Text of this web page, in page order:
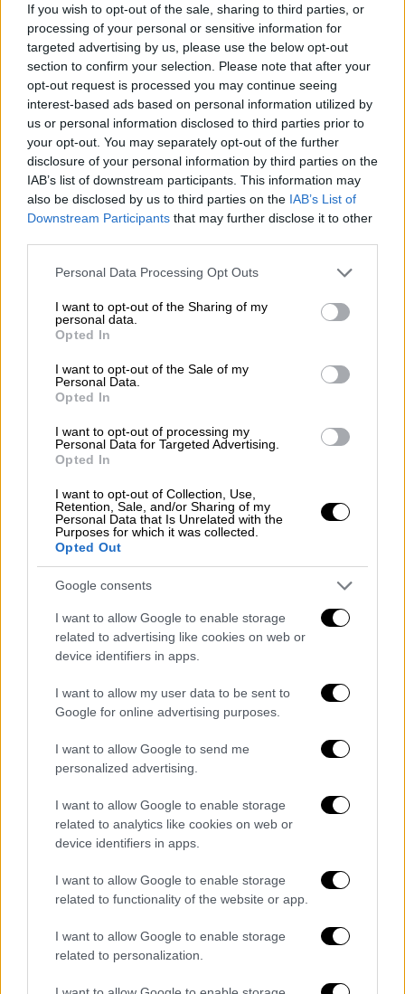
If you wish to opt-out of the sale, sharing to third parties, or
processing of your personal or sensitive information for
targeted advertising by us, please use the below opt-out
section to confirm your selection. Please note that after your
opt-out request is processed you may continue seeing
interest-based ads based on personal information utilized by
us or personal information disclosed to third parties prior to
your opt-out. You may separately opt-out of the further
disclosure of your personal information by third parties on the
IAB’s list of downstream participants. This information may
also be disclosed by us to third parties on the IAB’s List of
Downstream Participants that may further disclose it to other
Please note that this website/app uses one or more Google
not limited to your visit or usage behaviour. You may click to
grant or deny consent to Google and its third-party tags to
use your data for below specified purposes in below Google
consent section.
Personal Data Processing Opt Outs
I want to opt-out of the Sharing of my
personal data.
Opted In
I want to opt-out of the Sale of my
Personal Data.
Opted In
I want to opt-out of processing my
Personal Data for Targeted Advertising.
Opted In
I want to opt-out of Collection, Use,
Retention, Sale, and/or Sharing of my
Personal Data that Is Unrelated with the
Purposes for which it was collected.
Opted Out
Google consents
I want to allow Google to enable storage
related to advertising like cookies on web or
device identifiers in apps.
I want to allow my user data to be sent to
Google for online advertising purposes.
I want to allow Google to send me
personalized advertising.
I want to allow Google to enable storage
related to analytics like cookies on web or
device identifiers in apps.
I want to allow Google to enable storage
related to functionality of the website or app.
I want to allow Google to enable storage
related to personalization.
τις διαφορές μεταξύ της Αμερικής του
σήμερα και της εποχής που η πρώτη ταινία
γυρίστηκε, το 2005.
«Το 2005, χρειαζόταν ένας χαρακτήρας όπως
τουΜποράτ, που ήταν μισογύνης, ρατσιστής,
αντισημίτηςγια να κάνει τους ανθρώπους να
αποκαλύψουν τις προκαταλήψεις που έχουν.
Αλλά αυτό δεν είναι πλέον απαραίτητο.
Τώρα οι προκαταλήψεις έγιναν ορατές. Οι
ρατσιστές είναι υπερήφανοι που είναι
ρατσιστές», είπε και πρόσθεσε ότι «ο
ρατσιστής, φασίσταςπου επιτρέπει στην
κοινωνία να αλλάξει τον λόγο της».
Η συνέχεια της κινηματογραφικής σειράς
του Borat έχει τον τίτλο «
Moviefilm: Delivery of Prodigious Bribe to
American Regime For Make Benefit Once
Glorious Nation of Kazakhstan
προβληθεί από το Amazon Prime στις 23
Οκτωβρίου. Η αντιφασιστική ατζέντα του
έργου διαδραματίζεται σε διάφορες σκηνές,
αλλά στη συνέντευξη ο Κοέν μίλησε εκτενώς
για τον ρόλο του Μποράτ που ζει με δύο
συνωμοσιολόγους. Όπως είπε «το πιο
δύσκολο πράγμα που έπρεπε να κάνω, ήταν
ότι ζούσα με τον χαρακτήρα για πέντε μέρες
κλεισμένος μέσα στο σπίτι. Ξυπνούσα,
έπαιρνα πρωινό, μεσημεριανό, βραδινό,
δύο συνωμοσιολόγους. Δεν μπορούσα να
μείνω ούτε μια στιγμή εκτός χαρακτήρα».
Στο πρώτο τρέιλερ, ρωτάει τους άντρες
σχετικά με τονκορονοϊό
Δημοκρατικοί είναι πιο επικίνδυνοι από την
Covid-19. Όπως είπε ο Κοέν η εμπειρία
δείχνει ότι: «είναι απλοί άνθρωποι και καλοί,
που τρέφονται όμως με τα ψέματα. Είναι
εντελώς διαφορετικοί από τους πολιτικούς